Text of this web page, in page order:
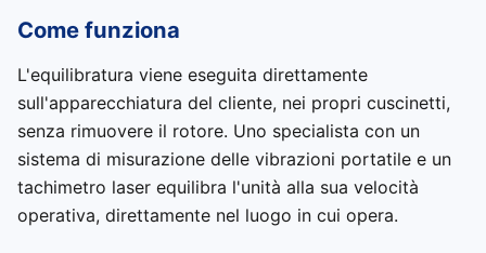
Come funziona
L'equilibratura viene eseguita direttamente
sull'apparecchiatura del cliente, nei propri cuscinetti,
senza rimuovere il rotore. Uno specialista con un
sistema di misurazione delle vibrazioni portatile e un
tachimetro laser equilibra l'unità alla sua velocità
operativa, direttamente nel luogo in cui opera.